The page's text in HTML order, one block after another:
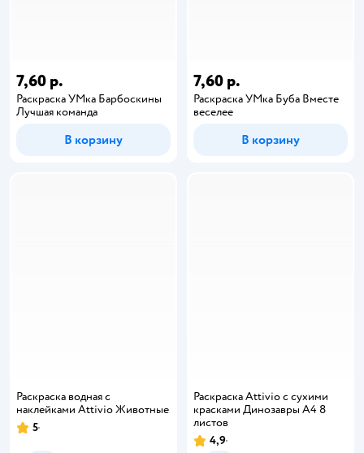
7,60 р.
Раскраска УМка Барбоскины
Лучшая команда
В корзину
7,60 р.
Раскраска УМка Буба Вместе
веселее
В корзину
Раскраска водная с
наклейками Attivio Животные
5
Раскраска Attivio с сухими
красками Динозавры А4 8
листов
4,9